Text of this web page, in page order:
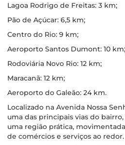
Lagoa Rodrigo de Freitas: 3 km;
Pão de Açúcar: 6,5 km;
Centro do Rio: 9 km;
Aeroporto Santos Dumont: 10 km;
Rodoviária Novo Rio: 12 km;
Maracanã: 12 km;
Aeroporto do Galeão: 24 km.
Localizado na Avenida Nossa
uma das principais vias do
uma região prática,
de comércios e serviços ao redor.